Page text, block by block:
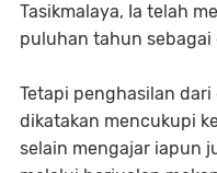
Tasikmalaya, Ia telah
puluhan tahun sebagai
Tetapi penghasilan
dikatakan mencukupi
selain mengajar iapun